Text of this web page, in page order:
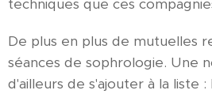
techniques que ces
De plus en plus de mutuelles
séances de sophrologie. Une
d'ailleurs de s'ajouter à la liste :